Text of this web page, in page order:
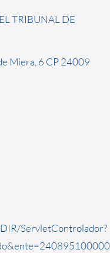
TRIBUNAL DE
Miera, 6 CP 24009
ServletControlador?